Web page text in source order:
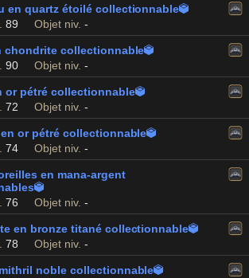
en quartz étoilé collectionnable
89 Objet niv. -
chondrite collectionnable
90 Objet niv. -
or pétré collectionnable
72 Objet niv. -
or pétré collectionnable
74 Objet niv. -
en mana-argent

76 Objet niv. -
en bronze titané collectionnable
78 Objet niv. -
noble collectionnable